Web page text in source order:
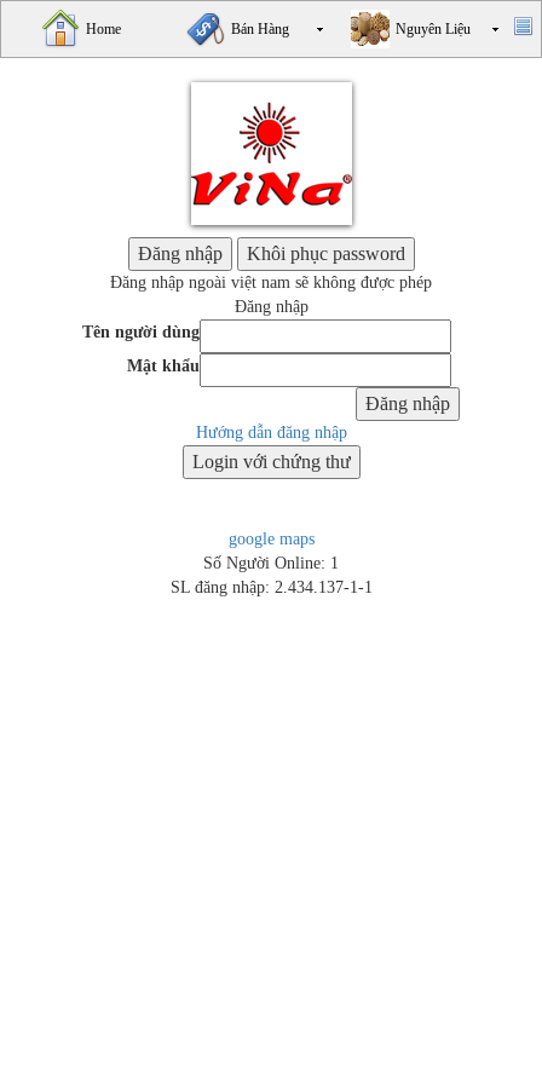
Home Bán Hàng Nguyên Liệu
Đăng nhập ngoài việt nam sẽ không được phép
Đăng nhập
Tên người dùng
Mật khẩu
Hướng dẫn đăng nhập
google maps
Số Người Online: 1
SL đăng nhập: 2.434.137-1-1